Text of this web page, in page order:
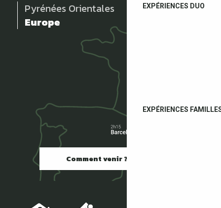
EXPÉRIENCES DUO
EXPÉRIENCES
Pyrénées Orientales
Europe
Comment venir ?